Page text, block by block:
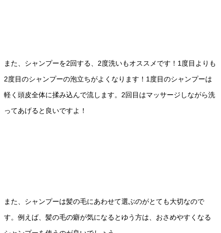
また、シャンプーを2回する、2度洗いもオススメです！1度目よりも
2度目のシャンプーの泡立ちがよくなります！1度目のシャンプーは
軽く頭皮全体に揉み込んで流します。2回目はマッサージしながら洗
ってあげると良いですよ！
また、シャンプーは髪の毛にあわせて選ぶのがとても大切なので
す。例えば、髪の毛の癖が気になるとゆう方は、おさめやすくなる